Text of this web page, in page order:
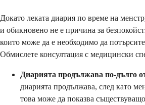
Докато леката диария по време на
и обикновено не е причина за
които може да е необходимо да
Обмислете консултация с медицински
Диарията продължава по-дълго
диарията продължава, след като
това може да показва